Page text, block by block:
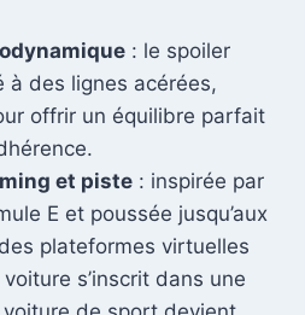
: le spoiler
à des lignes acérées,
offrir un équilibre parfait
et piste : inspirée par
E et poussée jusqu’aux
plateformes virtuelles
s’inscrit dans une